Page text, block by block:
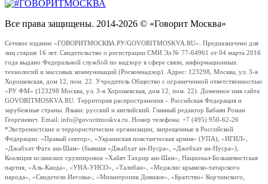
Все права защищены. 2014-2026 © «Говорит Москва»
Сетевое издание «ГОВОРИТМОСКВА.РУ/GOVORITMOSKVA.RU». Предназначено для
лиц старше 16 лет. Свидетельство о регистрации СМИ Эл № 77-64961 от 04 марта 2016
года выдано Федеральной службой по надзору в сфере связи, информационных
технологий и массовых коммуникаций (Роскомнадзор). Адрес: 123298, Москва, ул. 3-я
Хорошевская, дом 12, пом. 22. Учредитель Общество с ограниченной ответственностью
«РУ ФМ» (123298 Москва, ул. 3-я Хорошевская, дом 12, пом. 22). Доменное имя сайта
GOVORITMOSKVA.RU. Территория распространения – Российская Федерация и
зарубежные страны. Языки: русский и английский. Главный редактор Бабаян Роман
Георгиевич. Email: info@govoritmoskva.ru. Номер телефона: +7 (495) 950-62-26
*Экстремистские и террористические организации, запрещенные в Российской
Федерации: «Правый сектор», «Украинская повстанческая армия» (УПА), «ИГИЛ»,
«Джабхат Фатх аш-Шам» (бывшая «Джабхат ан-Нусра», «Джебхат ан-Нусра»),
Коалиция исламских группировок «Хайят Тахрир аш-Шам», Национал-Большевистская
партия, «Аль-Каида», «УНА-УНСО», «Талибан», «Меджлис крымско-татарского
народа», «Свидетели Иеговы», «Мизантропик Дивижн», «Братство» Корчинского,